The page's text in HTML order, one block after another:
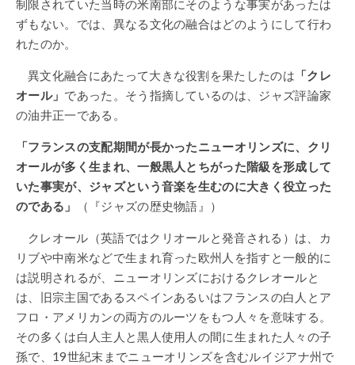
制限されていた当時の米南部にそのような事実があったは
ずもない。では、異なる文化の融合はどのようにして行わ
れたのか。
異文化融合にあたって大きな役割を果たしたのは 「クレ
オール」 であった。そう指摘しているのは、ジャズ評論家
の油井正一である。
「フランスの支配期間が長かったニューオリンズに、クリ
オールが多く生まれ、一般黒人とちがった階級を形成して
いた事実が、ジャズという音楽を生むのに大きく役立った
のである」
（『ジャズの歴史物語』）
クレオール（英語ではクリオールと発音される）は、カ
リブや中南米などで生まれ育った欧州人を指すと一般的に
は説明されるが、ニューオリンズにおけるクレオールと
は、旧宗主国であるスペインあるいはフランスの白人とア
フロ・アメリカンの両方のルーツをもつ人々を意味する。
その多くは白人主人と黒人使用人の間に生まれた人々の子
孫で、19世紀末までニューオリンズを含むルイジアナ州で